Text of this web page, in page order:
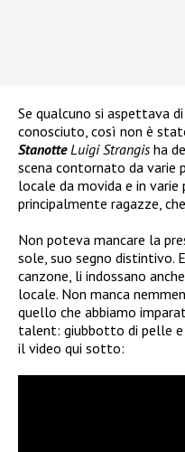
Se qualcuno si aspettava
conosciuto, così non è
StanotteLuigi Strangisha
scena contornato da varie
locale da movida e in
principalmente ragazze,
Non poteva mancare la
sole, suo segno distintivo.
canzone, li indossano
locale. Non manca
quello che abbiamo
talent: giubbotto di pelle
il video qui sotto: